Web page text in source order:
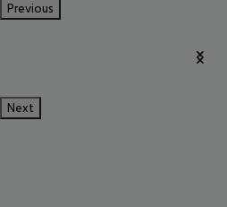
Previous
Next